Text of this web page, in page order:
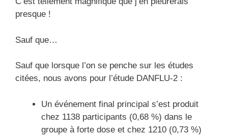
presque !
Sauf que…
Sauf que lorsque l’on se penche sur les études
citées, nous avons pour l’étude DANFLU-2 :
Un événement final principal s’est produit
chez 1138 participants (0,68 %) dans le
groupe à forte dose et chez 1210 (0,73 %)